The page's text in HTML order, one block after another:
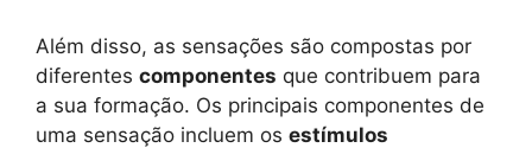
Além disso, as sensações são compostas por
diferentes componentes que contribuem para
a sua formação. Os principais componentes de
uma sensação incluem os estímulos